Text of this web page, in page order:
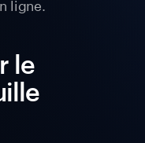
ligne.
le